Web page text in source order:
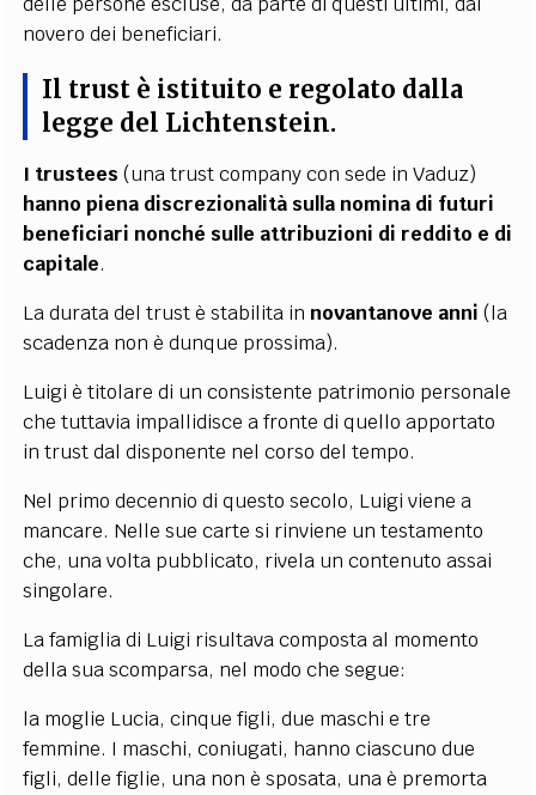
novero dei beneficiari.
Il trust è istituito e regolato dalla
legge del Lichtenstein.
I trustees(una trust company con sede in Vaduz)
hanno piena discrezionalità sulla nomina di futuri
beneficiari nonché sulle attribuzioni di reddito e di
capitale.
La durata del trust è stabilita in novantanove anni (la
scadenza non è dunque prossima).
Luigi è titolare di un consistente patrimonio personale
che tuttavia impallidisce a fronte di quello apportato
in trust dal disponente nel corso del tempo.
Nel primo decennio di questo secolo, Luigi viene a
mancare. Nelle sue carte si rinviene un testamento
che, una volta pubblicato, rivela un contenuto assai
singolare.
La famiglia di Luigi risultava composta al momento
della sua scomparsa, nel modo che segue:
la moglie Lucia, cinque figli, due maschi e tre
femmine. I maschi, coniugati, hanno ciascuno due
figli, delle figlie, una non è sposata, una è premorta